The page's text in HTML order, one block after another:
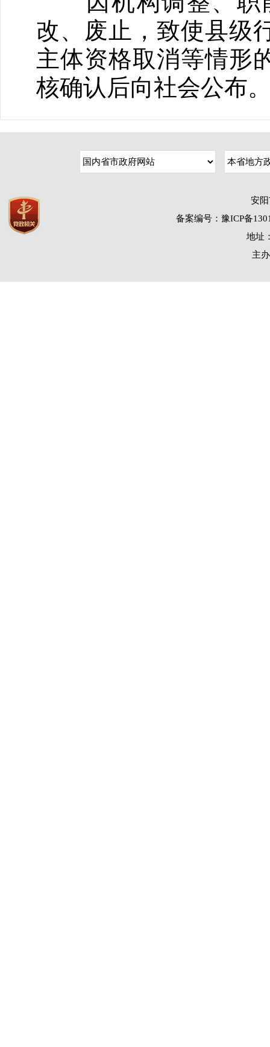
改、废止，致使县级
主体资格取消等情形
核确认后向社会公布
安
备案编号：豫ICP备
地址
主